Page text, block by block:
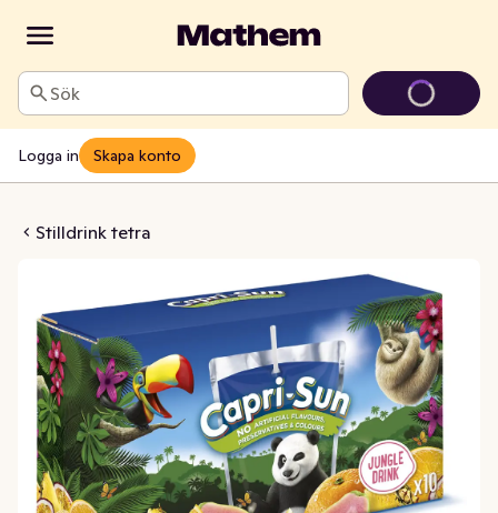
Sök
Logga in Skapa konto
Stilldrink tetra
10x200ml